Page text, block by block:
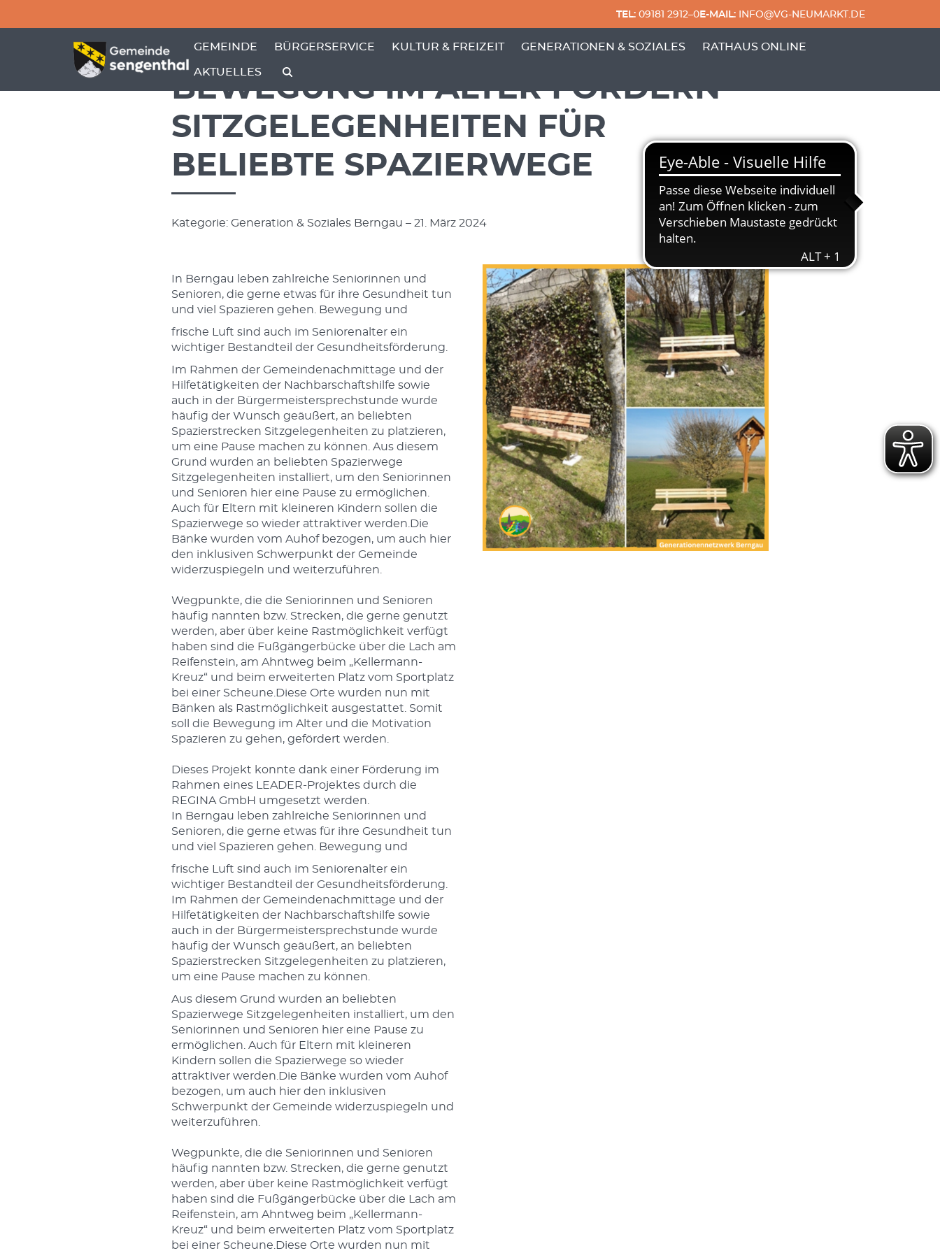
TEL:09181 2912–0E-MAIL:INFO@VG-NEUMARKT.DE
GEMEINDE
ZEIGE MENÜ-UNTERPUNKTE VON 'GEMEINDE'
BÜRGERSERVICE
ZEIGE MENÜ-UNTERPUNKTE VON 'BÜRGERSERVICE'
KULTUR & FREIZEIT GENERATIONEN & SOZIALES RATHAUS ONLINE
AKTUELLES
BEWEGUNG IM ALTER FÖRDERN –
SITZGELEGENHEITEN FÜR
BELIEBTE SPAZIERWEGE
Kategorie: Generation & Soziales Berngau – 21. März 2024
In Berngau leben zahlreiche Seniorinnen und
Senioren, die gerne etwas für ihre Gesundheit tun
und viel Spazieren gehen. Bewegung und
frische Luft sind auch im Seniorenalter ein
wichtiger Bestandteil der Gesundheitsförderung.
Im Rahmen der Gemeindenachmittage und der
Hilfetätigkeiten der Nachbarschaftshilfe sowie
auch in der Bürgermeistersprechstunde wurde
häufig der Wunsch geäußert, an beliebten
Spazierstrecken Sitzgelegenheiten zu platzieren,
um eine Pause machen zu können. Aus diesem
Grund wurden an beliebten Spazierwege
Sitzgelegenheiten installiert, um den Seniorinnen
und Senioren hier eine Pause zu ermöglichen.
Auch für Eltern mit kleineren Kindern sollen die
Spazierwege so wieder attraktiver werden.Die
Bänke wurden vom Auhof bezogen, um auch hier
den inklusiven Schwerpunkt der Gemeinde
widerzuspiegeln und weiterzuführen.
Wegpunkte, die die Seniorinnen und Senioren
häufig nannten bzw. Strecken, die gerne genutzt
werden, aber über keine Rastmöglichkeit verfügt
haben sind die Fußgängerbücke über die Lach am
Reifenstein, am Ahntweg beim „Kellermann-
Kreuz“ und beim erweiterten Platz vom Sportplatz
bei einer Scheune.Diese Orte wurden nun mit
Bänken als Rastmöglichkeit ausgestattet. Somit
soll die Bewegung im Alter und die Motivation
Spazieren zu gehen, gefördert werden.
Dieses Projekt konnte dank einer Förderung im
Rahmen eines LEADER-Projektes durch die
REGINA GmbH umgesetzt werden.
In Berngau leben zahlreiche Seniorinnen und
Senioren, die gerne etwas für ihre Gesundheit tun
und viel Spazieren gehen. Bewegung und
frische Luft sind auch im Seniorenalter ein
wichtiger Bestandteil der Gesundheitsförderung.
Im Rahmen der Gemeindenachmittage und der
Hilfetätigkeiten der Nachbarschaftshilfe sowie
auch in der Bürgermeistersprechstunde wurde
häufig der Wunsch geäußert, an beliebten
Spazierstrecken Sitzgelegenheiten zu platzieren,
um eine Pause machen zu können.
Aus diesem Grund wurden an beliebten
Spazierwege Sitzgelegenheiten installiert, um den
Seniorinnen und Senioren hier eine Pause zu
ermöglichen. Auch für Eltern mit kleineren
Kindern sollen die Spazierwege so wieder
attraktiver werden.Die Bänke wurden vom Auhof
bezogen, um auch hier den inklusiven
Schwerpunkt der Gemeinde widerzuspiegeln und
weiterzuführen.
Wegpunkte, die die Seniorinnen und Senioren
häufig nannten bzw. Strecken, die gerne genutzt
werden, aber über keine Rastmöglichkeit verfügt
haben sind die Fußgängerbücke über die Lach am
Reifenstein, am Ahntweg beim „Kellermann-
Kreuz“ und beim erweiterten Platz vom Sportplatz
bei einer Scheune.Diese Orte wurden nun mit